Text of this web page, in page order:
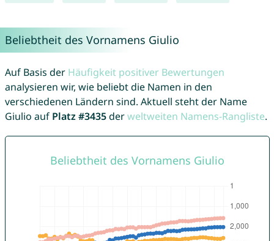
Beliebtheit des Vornamens Giulio
Auf Basis der Häufigkeit positiver Bewertungen
analysieren wir, wie beliebt die Namen in den
verschiedenen Ländern sind. Aktuell steht der Name
Giulio auf Platz #3435derweltweiten Namens-Rangliste.